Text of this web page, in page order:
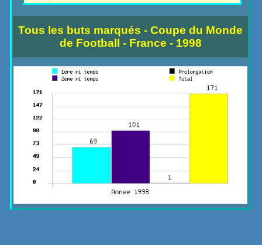
Tous les buts marqués - Coupe du Monde
de Football - France - 1998